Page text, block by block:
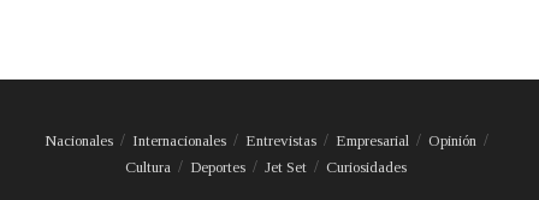
Nacionales Internacionales Entrevistas Empresarial
Opinión
Cultura
Deportes Jet Set Curiosidades